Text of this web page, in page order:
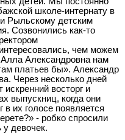
школе-интернату в
Рыльскому детским
Созвонились как-то
чем можем
Алла Александровна нам
платьев бы». Александр
Через несколько дней
восторг и
выпускниц, когда они
их голосе появляется
- робко спросили
у девочек.